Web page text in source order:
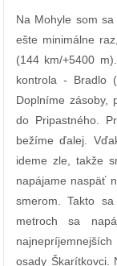
Na Mohyle som
ešte minimálne
(144 km/+5400
kontrola - Bradlo
Doplníme zásoby,
do Pripastného.
bežíme ďalej.
ideme zle, takže
napájame naspäť
smerom. Takto
metroch sa
osady Škarítkovci.